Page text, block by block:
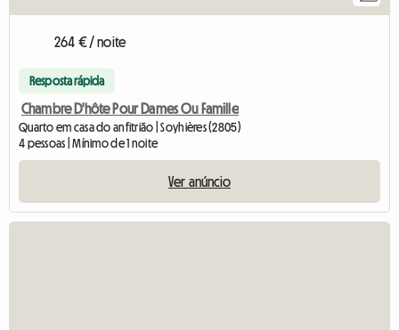
264 € / noite
Resposta rápida
Chambre D'hôte Pour Dames Ou Famille
Quarto em casa do anfitrião | Soyhières (2805)
4 pessoas | Mínimo de 1 noite
Ver anúncio